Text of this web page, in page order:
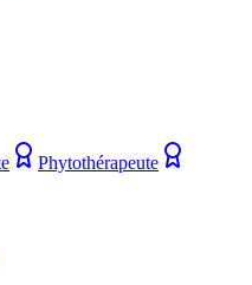
Phytothérapeute